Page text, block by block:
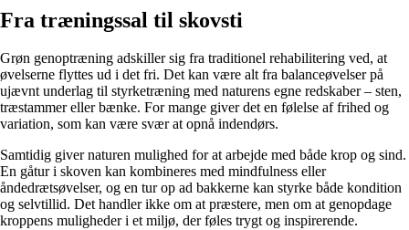
Fra træningssal til skovsti
Grøn genoptræning adskiller sig fra traditionel rehabilitering ved, at
øvelserne flyttes ud i det fri. Det kan være alt fra balanceøvelser på
ujævnt underlag til styrketræning med naturens egne redskaber – sten,
træstammer eller bænke. For mange giver det en følelse af frihed og
variation, som kan være svær at opnå indendørs.
Samtidig giver naturen mulighed for at arbejde med både krop og sind.
En gåtur i skoven kan kombineres med mindfulness eller
åndedrætsøvelser, og en tur op ad bakkerne kan styrke både kondition
og selvtillid. Det handler ikke om at præstere, men om at genopdage
kroppens muligheder i et miljø, der føles trygt og inspirerende.